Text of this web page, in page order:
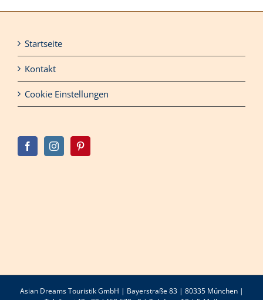
Startseite
Kontakt
Cookie Einstellungen
Asian Dreams Touristik GmbH | Bayerstraße 83 | 80335 München |